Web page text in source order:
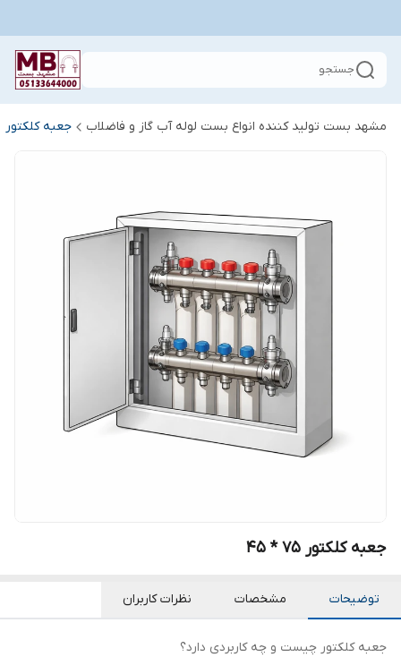
جستجو
مشهد بست تولید کننده انواع بست لوله آب گاز و فاضلاب جعبه کلکتور
جعبه کلکتور 75 * 45
توضیحات مشخصات نظرات کاربران
جعبه کلکتور چیست و چه کاربردی دارد؟